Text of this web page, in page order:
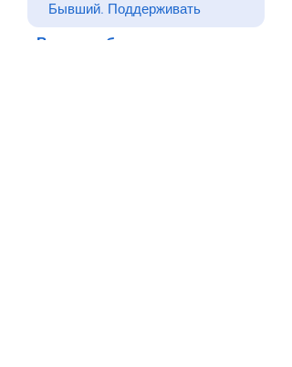
Ваше сообщение